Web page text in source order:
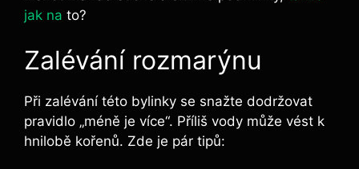
jak na to?
Zalévání rozmarýnu
Při ‍zalévání této bylinky se ⁢snažte dodržovat
pravidlo „méně je​ více“. Příliš vody⁣ může ⁤vést k
hnilobě kořenů.​ Zde je pár ​tipů: